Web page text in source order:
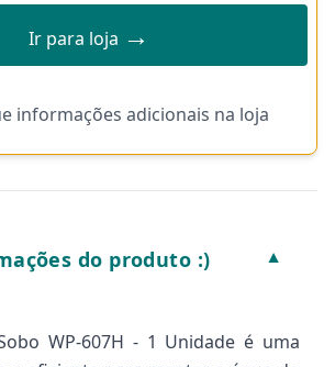
Ir para loja →
informações adicionais na loja
do produto :) ▼
WP-607H - 1 Unidade é uma